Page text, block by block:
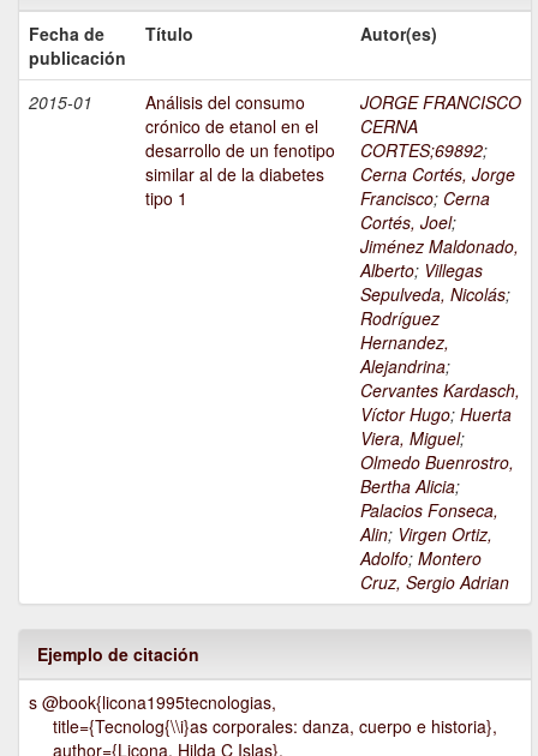
Fecha de
publicación
Título Autor(es)
2015-01
Análisis del consumo
crónico de etanol en el
desarrollo de un fenotipo
similar al de la diabetes
tipo 1
JORGE FRANCISCO
CERNA
CORTES;69892;
Cerna Cortés, Jorge
Francisco; Cerna
Cortés, Joel;
Jiménez Maldonado,
Alberto; Villegas
Sepulveda, Nicolás;
Rodríguez
Hernandez,
Alejandrina;
Cervantes Kardasch,
Víctor Hugo; Huerta
Viera, Miguel;
Olmedo Buenrostro,
Bertha Alicia;
Palacios Fonseca,
Alin; Virgen Ortiz,
Adolfo; Montero
Cruz, Sergio Adrian
Ejemplo de citación
s @book{licona1995tecnologias,
title={Tecnolog{\\i}as corporales: danza, cuerpo e historia},
author={Licona, Hilda C Islas},